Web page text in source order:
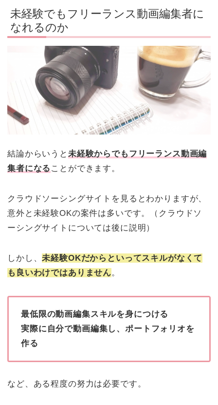
未経験でもフリーランス動画編集者に
なれるのか
結論からいうと 未経験からでもフリーランス動画編
集者になる ことができます。
クラウドソーシングサイトを見るとわかりますが、
意外と未経験OKの案件は多いです。（クラウドソ
ーシングサイトについては後に説明）
しかし、未経験OKだからといってスキルがなくて
も良いわけではありません。
最低限の動画編集スキルを身につける
実際に自分で動画編集し、ポートフォリオを
作る
など、ある程度の努力は必要です。